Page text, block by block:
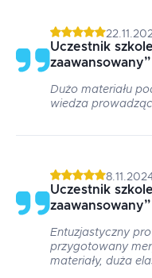
Uczestnik
zaawansowany”
Dużo materiału
wiedza
Uczestnik
zaawansowany”
Entuzjastyczny
przygotowany
materiały, duża